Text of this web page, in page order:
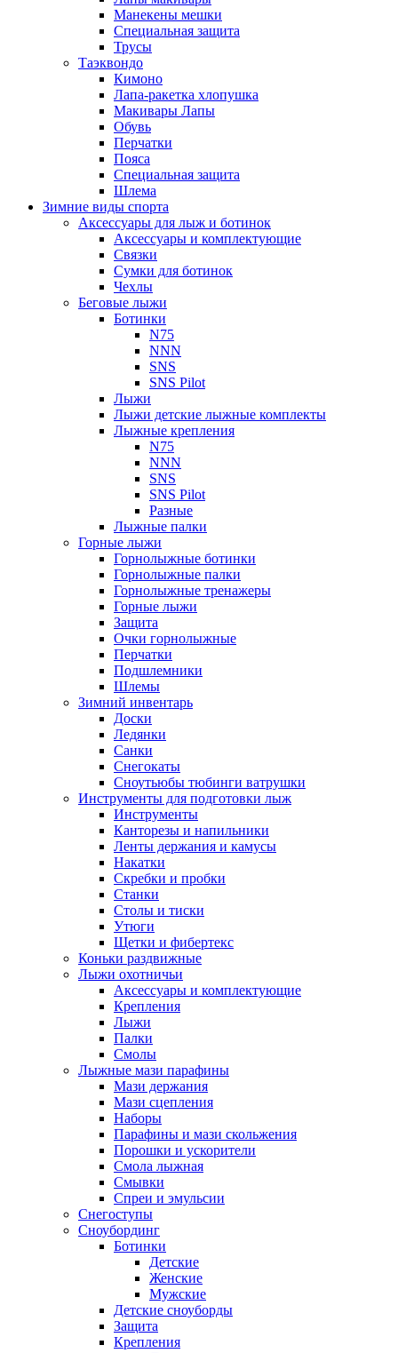
Манекены мешки
Специальная защита
Трусы
Таэквондо
Кимоно
Лапа-ракетка хлопушка
Макивары Лапы
Обувь
Перчатки
Пояса
Специальная защита
Шлема
Зимние виды спорта
Аксессуары для лыж и ботинок
Аксессуары и комплектующие
Связки
Сумки для ботинок
Чехлы
Беговые лыжи
Ботинки
N75
NNN
SNS
SNS Pilot
Лыжи
Лыжи детские лыжные комплекты
Лыжные крепления
N75
NNN
SNS
SNS Pilot
Разные
Лыжные палки
Горные лыжи
Горнoлыжные ботинки
Горнолыжные палки
Горнолыжные тренажеры
Горные лыжи
Защита
Очки горнолыжные
Перчатки
Подшлемники
Шлемы
Зимний инвентарь
Доски
Ледянки
Санки
Снегокаты
Сноутьюбы тюбинги ватрушки
Инструменты для подготовки лыж
Инструменты
Канторезы и напильники
Ленты держания и камусы
Накатки
Скребки и пробки
Станки
Столы и тиски
Утюги
Щетки и фибертекс
Коньки раздвижные
Лыжи охотничьи
Аксессуары и комплектующие
Крепления
Лыжи
Палки
Смолы
Лыжные мази парафины
Мази держания
Мази сцепления
Наборы
Парафины и мази скольжения
Порошки и ускорители
Смола лыжная
Смывки
Спреи и эмульсии
Снегоступы
Сноубординг
Ботинки
Детские
Женские
Мужские
Детские сноуборды
Защита
Крепления